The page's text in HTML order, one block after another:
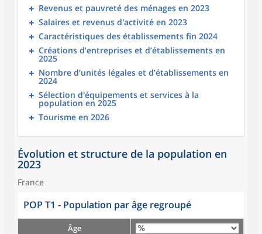
Revenus et pauvreté des ménages en 2023
Salaires et revenus d'activité en 2023
Caractéristiques des établissements fin 2024
Créations d’entreprises et d’établissements en
2025
Nombre d’unités légales et d’établissements en
2024
Sélection d'équipements et services à la
population en 2025
Tourisme en 2026
Évolution et structure de la population en
2023
France
POP T1 - Population par âge regroupé
Âge